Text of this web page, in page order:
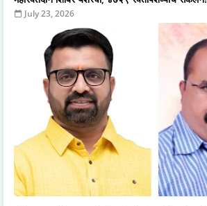
July 23, 2026